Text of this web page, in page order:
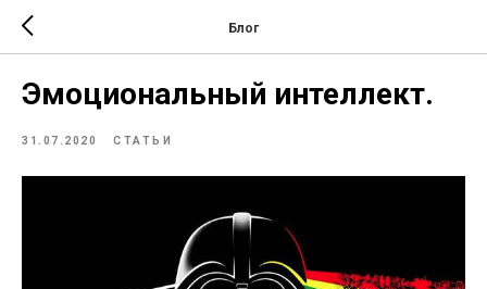
Блог
Эмоциональный интеллект.
31.07.2020 СТАТЬИ